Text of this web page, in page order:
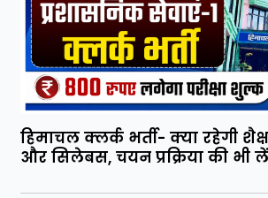
हिमाचल क्लर्क भर्ती- क्या रहेगी
और सिलेबस, चयन प्रक्रिया की भी